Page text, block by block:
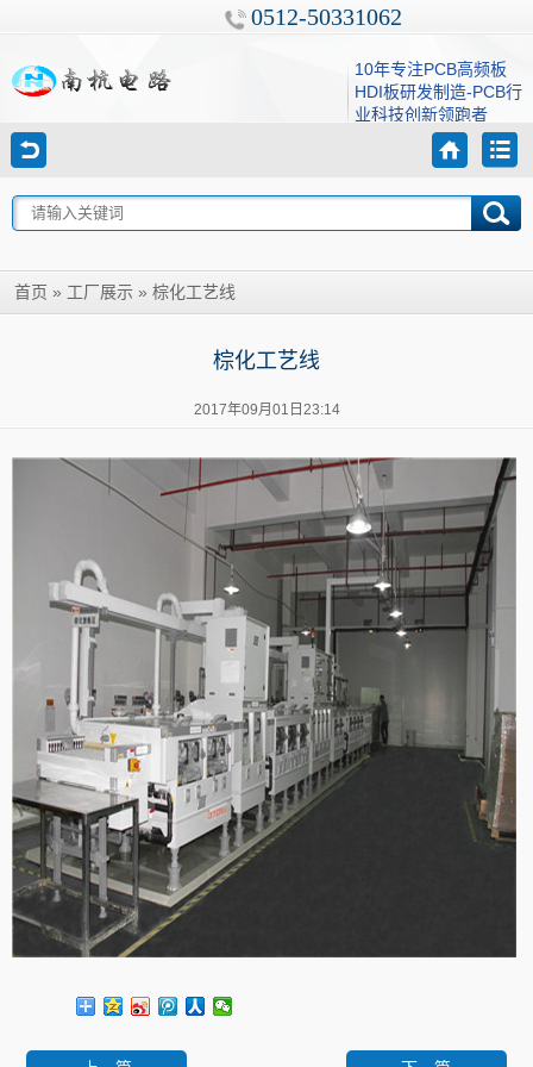
0512-50331062
10年专注PCB高频板
HDI板研发制造-PCB行
业科技创新领跑者
首页 » 工厂展示 » 棕化工艺线
棕化工艺线
2017年09月01日23:14